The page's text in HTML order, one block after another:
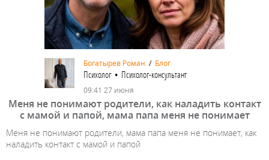
Богатырев Роман / Блог
Психолог • Психолог-консультант
09:41 27 июня
Меня не понимают родители, как наладить контакт
с мамой и папой, мама папа меня не понимает
Меня не понимают родители, мама папа меня не понимает, как
наладить контакт с мамой и папой